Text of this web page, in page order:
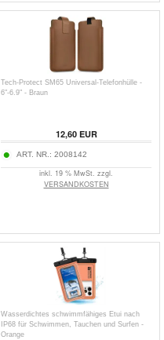
Tech-Protect SM65 Universal-Telefonhülle -
6"-6.9" - Braun
12,60EUR
ART. NR.: 2008142
inkl. 19 % MwSt. zzgl.
VERSANDKOSTEN
Wasserdichtes schwimmfähiges Etui nach
IP68 für Schwimmen, Tauchen und Surfen -
Orange